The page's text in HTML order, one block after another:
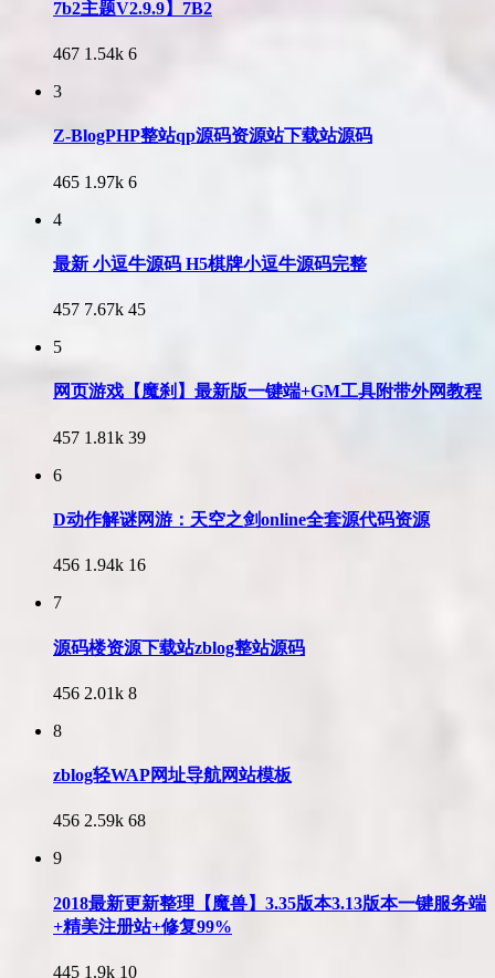
7b2主题V2.9.9】7B2
467 1.54k 6
3
Z-BlogPHP整站qp源码资源站下载站源码
465 1.97k 6
4
最新 小逗牛源码 H5棋牌小逗牛源码完整
457 7.67k 45
5
网页游戏【魔刹】最新版一键端+GM工具附带外网教程
457 1.81k 39
6
D动作解谜网游：天空之剑online全套源代码资源
456 1.94k 16
7
源码楼资源下载站zblog整站源码
456 2.01k 8
8
zblog轻WAP网址导航网站模板
456 2.59k 68
9
2018最新更新整理【魔兽】3.35版本3.13版本一键服务端
+精美注册站+修复99%
445 1.9k 10